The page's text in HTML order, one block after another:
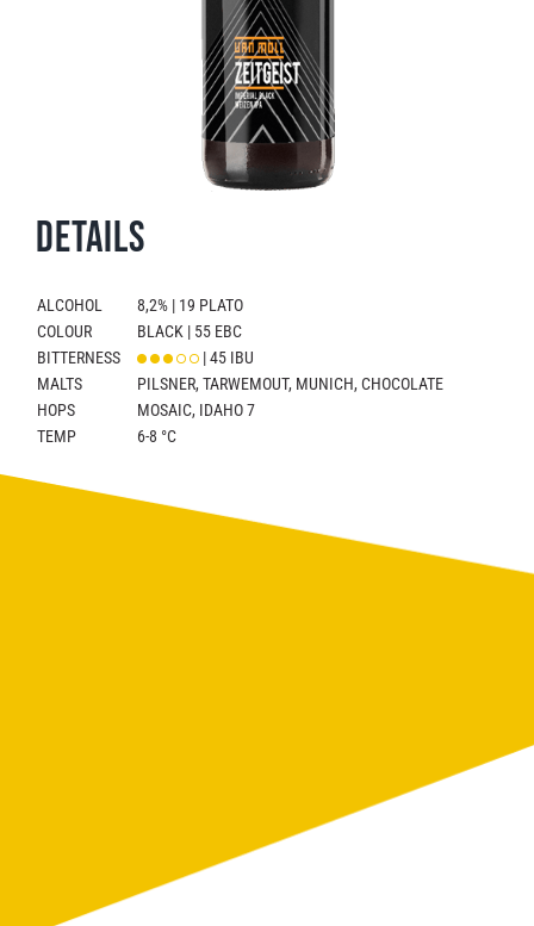
Details
ALCOHOL
8,2% | 19 PLATO
COLOUR
BLACK | 55 EBC
BITTERNESS
| 45 IBU
MALTS
PILSNER, TARWEMOUT, MUNICH, CHOCOLATE
HOPS
MOSAIC, IDAHO 7
TEMP
6-8 °C